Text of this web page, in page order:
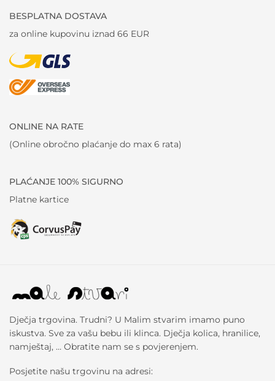
BESPLATNA DOSTAVA
za online kupovinu iznad 66 EUR
ONLINE NA RATE
(Online obročno plaćanje do max 6 rata)
PLAĆANJE 100% SIGURNO
Platne kartice
Dječja trgovina. Trudni? U Malim stvarim imamo puno
iskustva. Sve za vašu bebu ili klinca. Dječja kolica, hranilice,
namještaj, … Obratite nam se s povjerenjem.
Posjetite našu trgovinu na adresi: